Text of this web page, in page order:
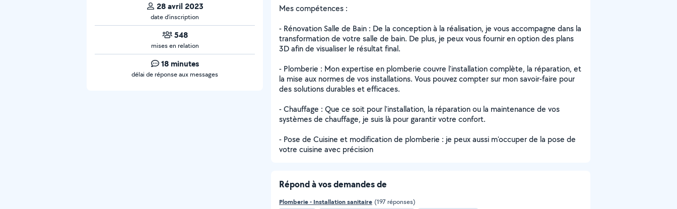
28 avril 2023
date d’inscription
548
mises en relation
18 minutes
délai de réponse aux messages
Mes compétences :
- Rénovation Salle de Bain : De la conception à la réalisation, je vous accompagne dans la
transformation de votre salle de bain. De plus, je peux vous fournir en option des plans
3D afin de visualiser le résultat final.
- Plomberie : Mon expertise en plomberie couvre l'installation complète, la réparation, et
la mise aux normes de vos installations. Vous pouvez compter sur mon savoir-faire pour
des solutions durables et efficaces.
- Chauffage : Que ce soit pour l'installation, la réparation ou la maintenance de vos
systèmes de chauffage, je suis là pour garantir votre confort.
- Pose de Cuisine et modification de plomberie : je peux aussi m'occuper de la pose de
votre cuisine avec précision
Répond à vos demandes de
Plomberie - Installation sanitaire (197 réponses)